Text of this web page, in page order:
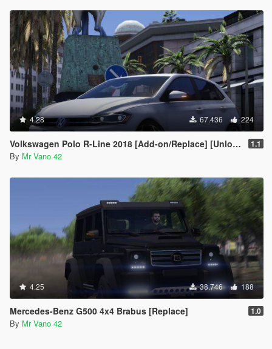
4.28 67.436 224
Volkswagen Polo R-Line 2018 [Add-on/Replace] [Unlocked] 1.1
By Mr Vano 42
4.25 38.746 188
Mercedes-Benz G500 4x4 Brabus [Replace] 1.0
By Mr Vano 42